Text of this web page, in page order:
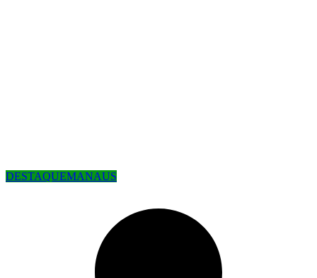
DESTAQUEMANAUS